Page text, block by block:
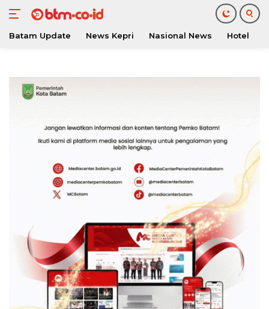
konten
Batam Update News Kepri Nasional News Hotel